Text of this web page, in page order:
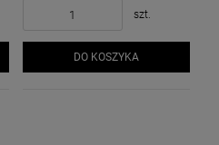
szt.
DO KOSZYKA